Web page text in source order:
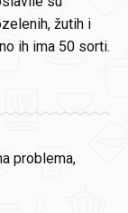
žutih i
ih ima 50 sorti.
problema,